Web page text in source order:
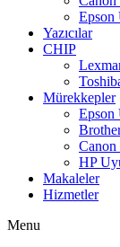
Epson
Yazıcılar
CHIP
Mürekkepler
Epson
HP
Makaleler
Hizmetler
Menu